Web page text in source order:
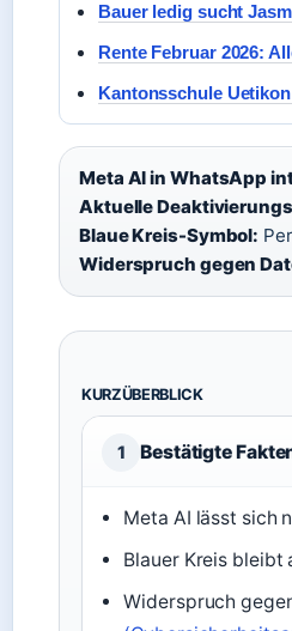
Bauer ledig sucht
Rente Februar 2026:
Kantonsschule
Meta AI in WhatsApp
Aktuelle
Blaue Kreis-Symbol:
Widerspruch gegen
KURZÜBERBLICK
1 Bestätigte
Meta AI lässt sich
Blauer Kreis bleibt
Widerspruch